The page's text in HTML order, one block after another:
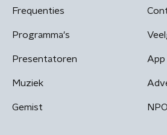
Frequenties
Programma's
Presentatoren
Muziek
Gemist